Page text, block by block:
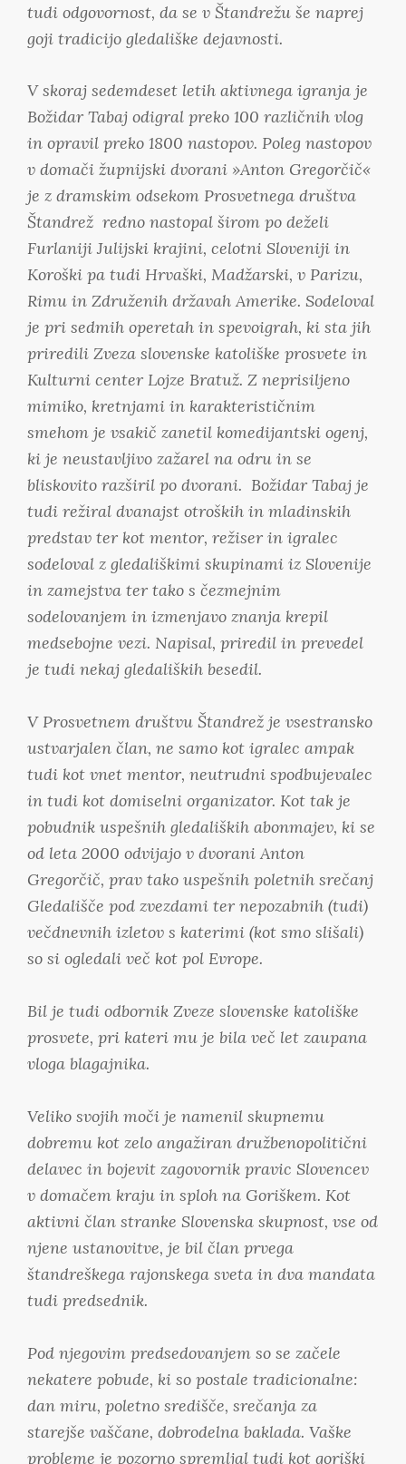
tudi odgovornost, da se v Štandrežu še naprej
goji tradicijo gledališke dejavnosti.
V skoraj sedemdeset letih aktivnega igranja je
Božidar Tabaj odigral preko 100 različnih vlog
in opravil preko 1800 nastopov. Poleg nastopov
v domači župnijski dvorani »Anton Gregorčič«
je z dramskim odsekom Prosvetnega društva
Štandrež redno nastopal širom po deželi
Furlaniji Julijski krajini, celotni Sloveniji in
Koroški pa tudi Hrvaški, Madžarski, v Parizu,
Rimu in Združenih državah Amerike. Sodeloval
je pri sedmih operetah in spevoigrah, ki sta jih
priredili Zveza slovenske katoliške prosvete in
Kulturni center Lojze Bratuž. Z neprisiljeno
mimiko, kretnjami in karakterističnim
smehom je vsakič zanetil komedijantski ogenj,
ki je neustavljivo zažarel na odru in se
bliskovito razširil po dvorani. Božidar Tabaj je
tudi režiral dvanajst otroških in mladinskih
predstav ter kot mentor, režiser in igralec
sodeloval z gledališkimi skupinami iz Slovenije
in zamejstva ter tako s čezmejnim
sodelovanjem in izmenjavo znanja krepil
medsebojne vezi. Napisal, priredil in prevedel
je tudi nekaj gledaliških besedil.
V Prosvetnem društvu Štandrež je vsestransko
ustvarjalen član, ne samo kot igralec ampak
tudi kot vnet mentor, neutrudni spodbujevalec
in tudi kot domiselni organizator. Kot tak je
pobudnik uspešnih gledaliških abonmajev, ki se
od leta 2000 odvijajo v dvorani Anton
Gregorčič, prav tako uspešnih poletnih srečanj
Gledališče pod zvezdami ter nepozabnih (tudi)
večdnevnih izletov s katerimi (kot smo slišali)
so si ogledali več kot pol Evrope.
Bil je tudi odbornik Zveze slovenske katoliške
prosvete, pri kateri mu je bila več let zaupana
vloga blagajnika.
Veliko svojih moči je namenil skupnemu
dobremu kot zelo angažiran družbenopolitični
delavec in bojevit zagovornik pravic Slovencev
v domačem kraju in sploh na Goriškem. Kot
aktivni član stranke Slovenska skupnost, vse od
njene ustanovitve, je bil član prvega
štandreškega rajonskega sveta in dva mandata
tudi predsednik.
Pod njegovim predsedovanjem so se začele
nekatere pobude, ki so postale tradicionalne:
dan miru, poletno središče, srečanja za
starejše vaščane, dobrodelna baklada. Vaške
probleme je pozorno spremljal tudi kot goriški